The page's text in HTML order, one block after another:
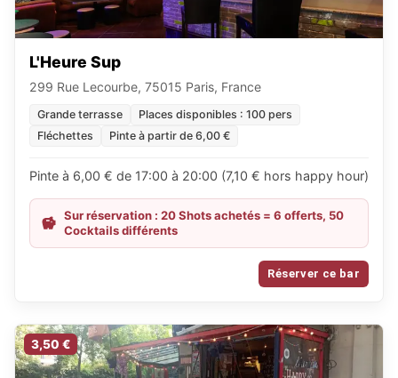
L'Heure Sup
299 Rue Lecourbe, 75015 Paris, France
Grande terrasse
Places disponibles : 100 pers
Fléchettes
Pinte à partir de 6,00 €
Pinte à 6,00 € de 17:00 à 20:00 (7,10 € hors happy hour)
Sur réservation : 20 Shots achetés = 6 offerts, 50
Cocktails différents
Réserver ce bar
3,50 €